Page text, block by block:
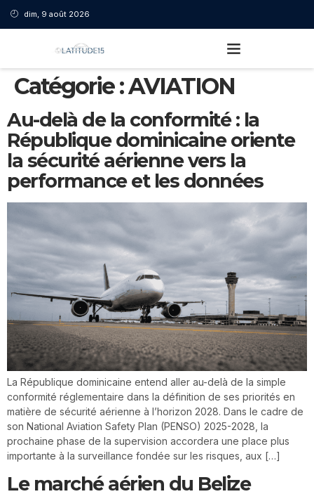
dim, 9 août 2026
Catégorie :AVIATION
Au-delà de la conformité : la
République dominicaine oriente
la sécurité aérienne vers la
performance et les données
La République dominicaine entend aller au-delà de la simple
conformité réglementaire dans la définition de ses priorités en
matière de sécurité aérienne à l’horizon 2028. Dans le cadre de
son National Aviation Safety Plan (PENSO) 2025-2028, la
prochaine phase de la supervision accordera une place plus
importante à la surveillance fondée sur les risques, aux […]
Le marché aérien du Belize